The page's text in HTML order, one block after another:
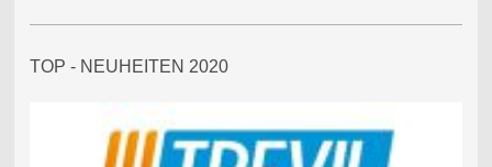
TOP - NEUHEITEN 2020